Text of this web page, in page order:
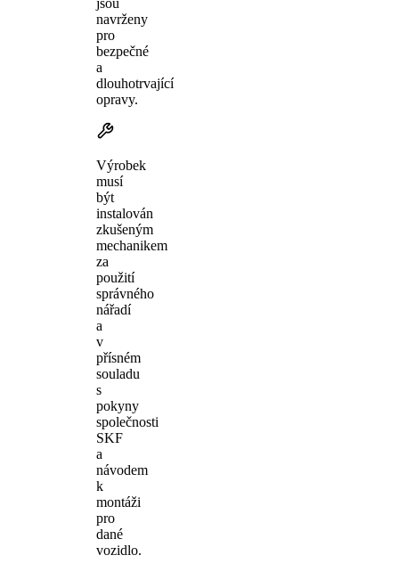
navrženy
pro
bezpečné
a
dlouhotrvající
opravy.
Výrobek
musí
být
instalován
zkušeným
mechanikem
za
použití
správného
nářadí
a
v
přísném
souladu
s
pokyny
společnosti
SKF
a
návodem
k
montáži
pro
dané
vozidlo.